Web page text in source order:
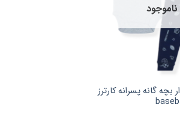
ناموجود
گانه پسرانه کارترز